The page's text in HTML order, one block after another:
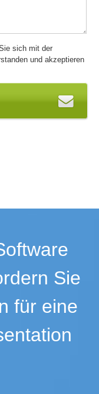
sich mit der
und akzeptieren
Sie
für eine